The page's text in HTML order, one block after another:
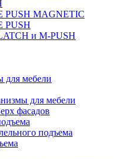
PUSH MAGNETIC
PUSH
и M-PUSH
для мебели
для мебели
фасадов
подъема